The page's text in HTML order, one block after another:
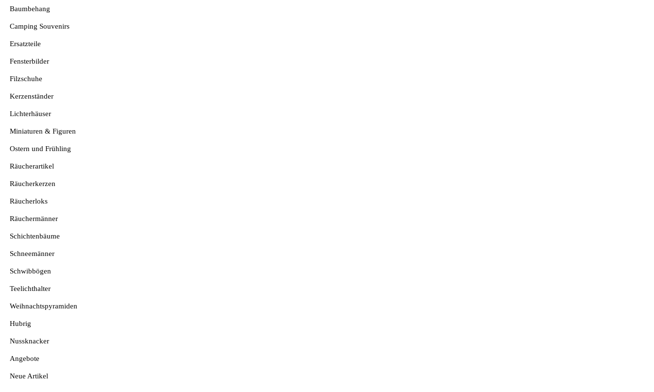
Baumbehang
Camping Souvenirs
Ersatzteile
Fensterbilder
Filzschuhe
Kerzenständer
Lichterhäuser
Miniaturen & Figuren
Ostern und Frühling
Räucherartikel
Räucherkerzen
Räucherloks
Räuchermänner
Schichtenbäume
Schneemänner
Schwibbögen
Teelichthalter
Weihnachtspyramiden
Hubrig
Nussknacker
Angebote
Neue Artikel